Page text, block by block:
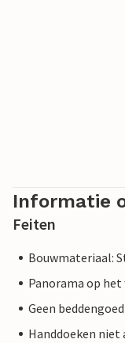
Informatie
Feiten
Bouwmateriaal:
Panorama op
Geen
Handdoeken niet